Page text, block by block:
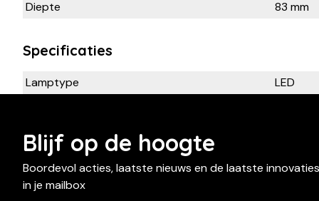
Diepte
83 mm
Specificaties
Lamptype LED
Blijf op de hoogte
Boordevol acties, laatste nieuws en de laatste innovaties
in je mailbox